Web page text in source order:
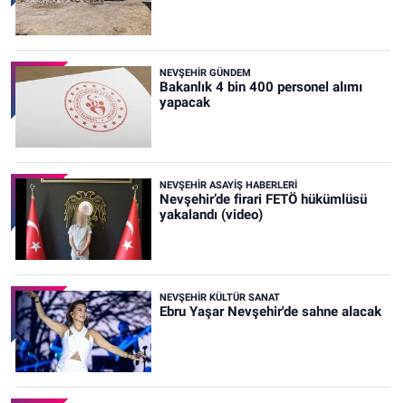
NEVŞEHIR GÜNDEM
Bakanlık 4 bin 400 personel alımı
yapacak
NEVŞEHIR ASAYIŞ HABERLERI
Nevşehir’de firari FETÖ hükümlüsü
yakalandı (video)
NEVŞEHIR KÜLTÜR SANAT
Ebru Yaşar Nevşehir'de sahne alacak